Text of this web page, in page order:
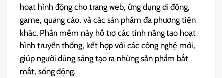
hoạt hình động cho trang web, ứng dụng di động,
game, quảng cáo, và các sản phẩm đa phương tiện
khác. Phần mềm này hỗ trợ các tính năng tạo hoạt
hình truyền thống, kết hợp với các công nghệ mới,
giúp người dùng sáng tạo ra những sản phẩm bắt
mắt, sống động.